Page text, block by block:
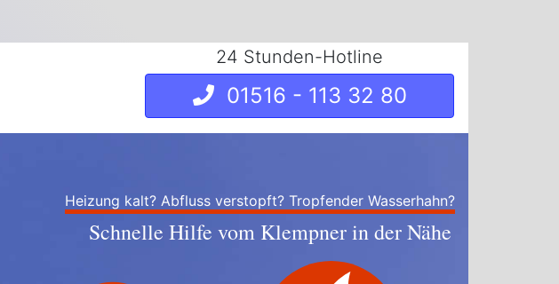
24 Stunden-Hotline
01516 - 113 32 80
Heizung kalt? Abfluss verstopft? Tropfender Wasserhahn?
Schnelle Hilfe vom Klempner in der Nähe